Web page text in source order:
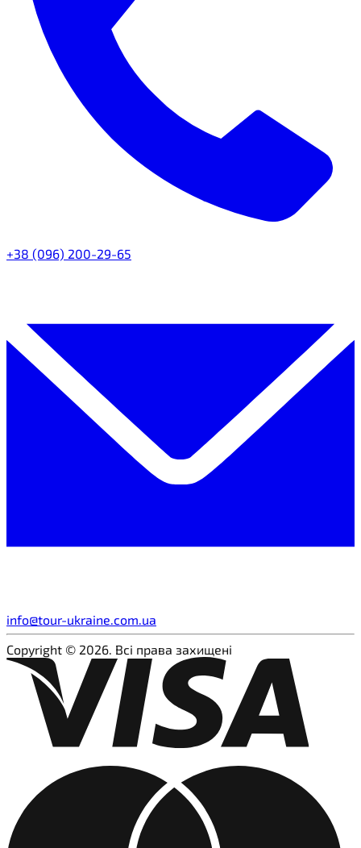
+38 (096) 200-29-65
info@tour-ukraine.com.ua
Copyright © 2026. Всі права захищені